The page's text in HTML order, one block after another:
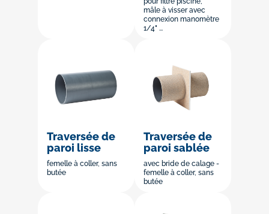
mâle à visser avec
connexion manomètre
1/4" ...
Traversée de
paroi lisse
femelle à coller, sans
butée
Traversée de
paroi sablée
avec bride de calage -
femelle à coller, sans
butée